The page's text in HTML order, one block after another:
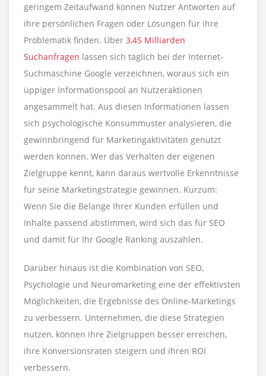
geringem Zeitaufwand können Nutzer Antworten auf
ihre persönlichen Fragen oder Lösungen für ihre
Problematik finden. Über 3,45 Milliarden
Suchanfragen lassen sich täglich bei der Internet-
Suchmaschine Google verzeichnen, woraus sich ein
üppiger Informationspool an Nutzeraktionen
angesammelt hat. Aus diesen Informationen lassen
sich psychologische Konsummuster analysieren, die
gewinnbringend für Marketingaktivitäten genutzt
werden können. Wer das Verhalten der eigenen
Zielgruppe kennt, kann daraus wertvolle Erkenntnisse
für seine Marketingstrategie gewinnen. Kurzum:
Wenn Sie die Belange Ihrer Kunden erfüllen und
Inhalte passend abstimmen, wird sich das für SEO
und damit für Ihr Google Ranking auszahlen.
Darüber hinaus ist die Kombination von SEO,
Psychologie und Neuromarketing eine der effektivsten
Möglichkeiten, die Ergebnisse des Online-Marketings
zu verbessern. Unternehmen, die diese Strategien
nutzen, können ihre Zielgruppen besser erreichen,
ihre Konversionsraten steigern und ihren ROI
verbessern.